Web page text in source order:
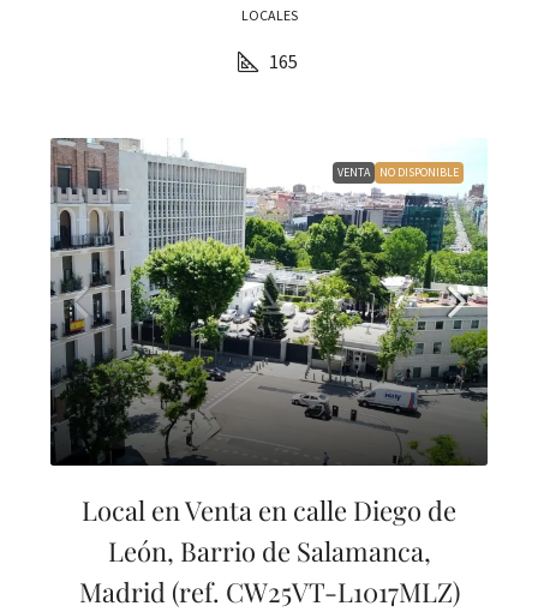
LOCALES
165
VENTA NO DISPONIBLE
Local en Venta en calle Diego de
León, Barrio de Salamanca,
Madrid (ref. CW25VT-L1017MLZ)